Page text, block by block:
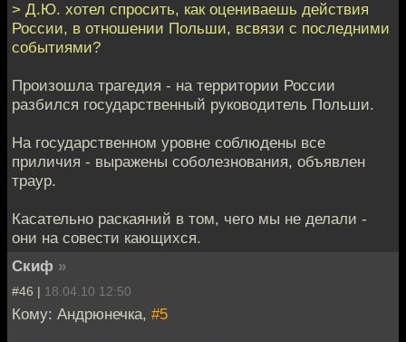
> Д.Ю. хотел спросить, как оцениваешь действия
России, в отношении Польши, всвязи с последними
событиями?
Произошла трагедия - на территории России
разбился государственный руководитель Польши.
На государственном уровне соблюдены все
приличия - выражены соболезнования, объявлен
траур.
Касательно раскаяний в том, чего мы не делали -
они на совести кающихся.
Скиф »
#46 | 18.04.10 12:50
Кому: Андрюнечка, #5